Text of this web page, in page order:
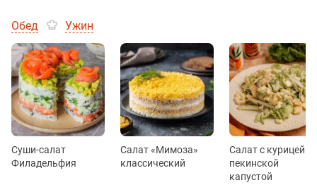
Обед Ужин
Суши-салат
Филадельфия
Салат «Мимоза»
классический
Салат с курицей и
пекинской
капустой